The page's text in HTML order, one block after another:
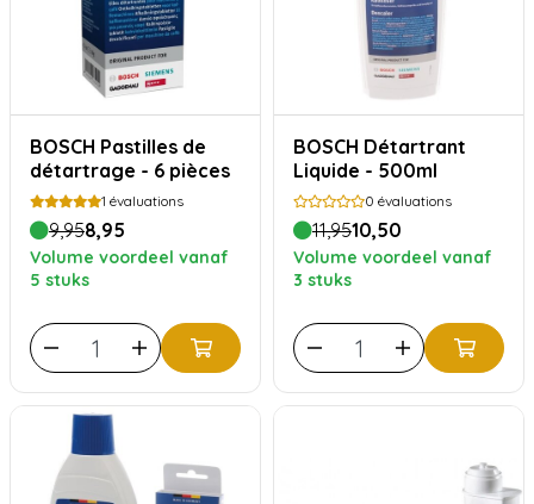
BOSCH Pastilles de
détartrage - 6 pièces
1 évaluations
9,958,95
Volume voordeel vanaf
5 stuks
BOSCH Détartrant
Liquide - 500ml
0 évaluations
11,9510,50
Volume voordeel vanaf
3 stuks